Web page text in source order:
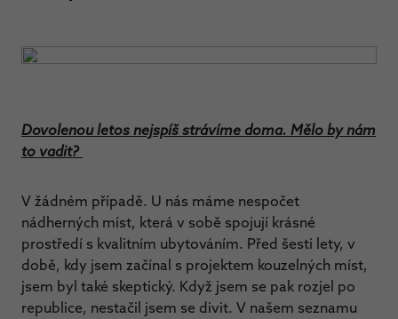
Dovolenou letos nejspíš strávíme doma. Mělo by nám
to vadit?
V žádném případě. U nás máme nespočet
nádherných míst, která v sobě spojují krásné
prostředí s kvalitním ubytováním. Před šesti lety, v
době, kdy jsem začínal s projektem kouzelných míst,
jsem byl také skeptický. Když jsem se pak rozjel po
republice, nestačil jsem se divit. V našem seznamu